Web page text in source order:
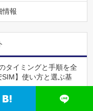
情報
タイミングと手順を全
SIM】使い方と選ぶ基